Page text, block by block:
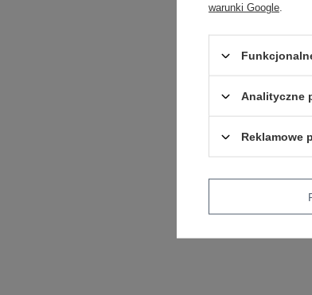
warunki Google
Analityczne
Reklamowe